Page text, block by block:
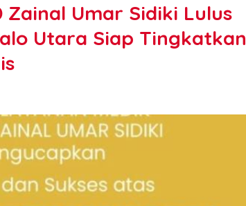
Zainal Umar Sidiki Lulus
Utara Siap Tingkatkan